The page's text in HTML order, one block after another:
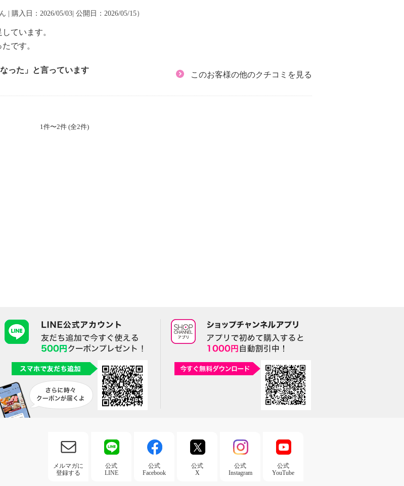
| 購入日：2026/05/03| 公開日：2026/05/15）
ています。
です。
った」と言っています
このお客様の他のクチコミを見る
1件〜2件 (全2件)
メルマガに
登録する
公式
LINE
公式
Facebook
公式
X
公式
Instagram
公式
YouTube